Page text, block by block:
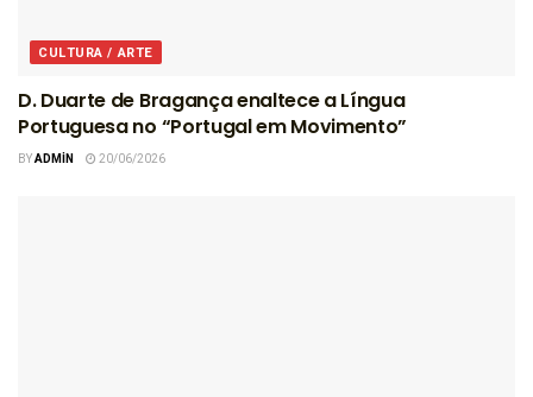
CULTURA / ARTE
D. Duarte de Bragança enaltece a Língua
Portuguesa no “Portugal em Movimento”
BYADMIN 20/06/2026